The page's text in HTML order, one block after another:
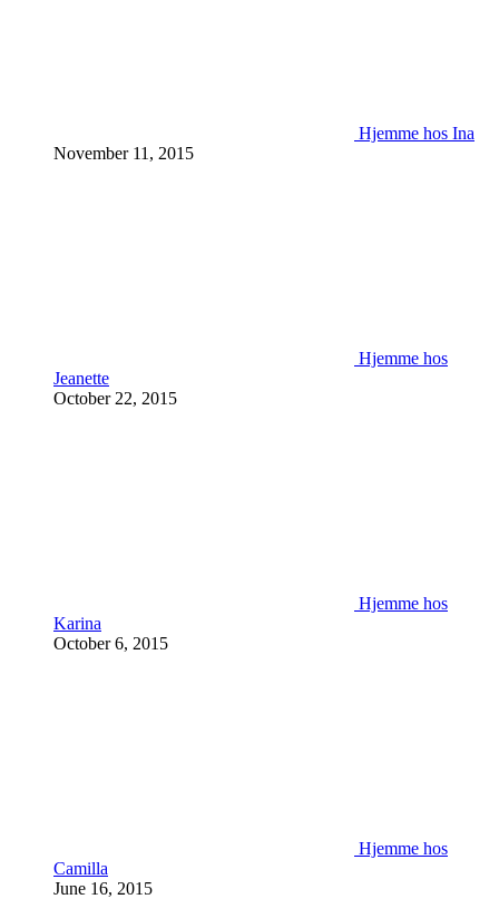
Hjemme hos Ina
November 11, 2015
Hjemme hos
Jeanette
October 22, 2015
Hjemme hos
Karina
October 6, 2015
Hjemme hos
Camilla
June 16, 2015